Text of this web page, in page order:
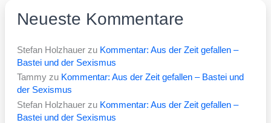
Neueste Kommentare
Stefan Holzhauer zu Kommentar: Aus der Zeit gefallen –
Bastei und der Sexismus
Tammy zu Kommentar: Aus der Zeit gefallen – Bastei und
der Sexismus
Stefan Holzhauer zu Kommentar: Aus der Zeit gefallen –
Bastei und der Sexismus